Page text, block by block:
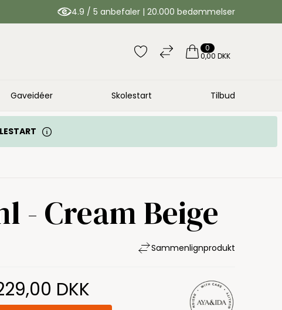
4.9 / 5 anbefaler | 20.000 bedømmelser
0
0,00 DKK
Gaveidéer Skolestart Tilbud
- Cream Beige
Sammenlignprodukt
DKK